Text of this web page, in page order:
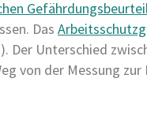
Das
Der Unterschied
von der Messung zur